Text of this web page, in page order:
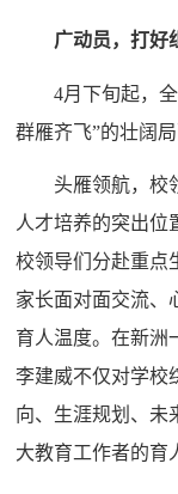
广动员，打好
4月下旬起，
群雁齐飞”的壮阔局
头雁领航，校
人才培养的突出位
校领导们分赴重点
家长面对面交流、
育人温度。在新洲
李建威不仅对学校
向、生涯规划、未
大教育工作者的育